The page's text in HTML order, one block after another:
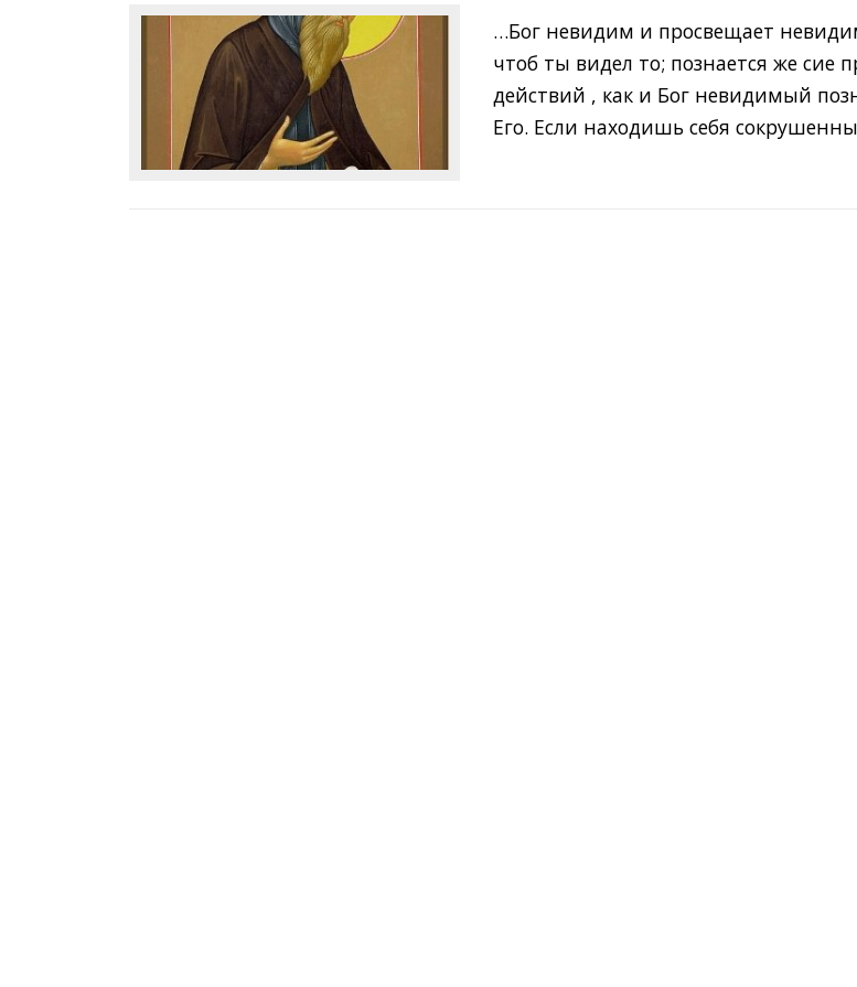
…Бог невидим и просвещает
чтоб ты видел то; познается же сие
действий , как и Бог невидимый
Его. Если находишь себя